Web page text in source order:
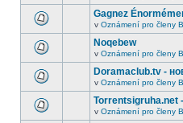
Gagnez
v Oznámení pro členy
Noqebew
v Oznámení pro členy
Doramaclub.tv -
v Oznámení pro členy
Torrentsigruha.net
v Oznámení pro členy